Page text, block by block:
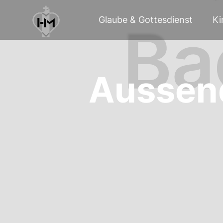
Glaube & Gottesdienst